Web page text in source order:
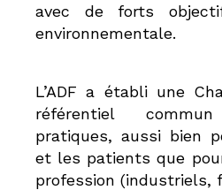
avec de forts
environnementale.
L’ADF a établi une
référentiel
pratiques, aussi bien
et les patients que
profession (industriels,